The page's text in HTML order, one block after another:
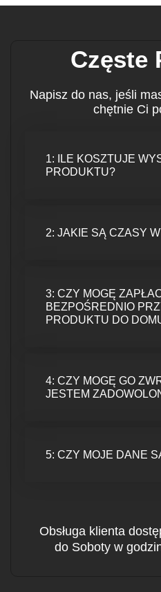
Częste
Napisz do nas, jeśli
chętnie Ci
1: ILE KOSZTUJE
PRODUKTU?
2: JAKIE SĄ CZASY
3: CZY MOGĘ
BEZPOŚREDNIO
PRODUKTU DO
4: CZY MOGĘ GO
JESTEM
5: CZY MOJE DANE
Obsługa klienta
do Soboty w